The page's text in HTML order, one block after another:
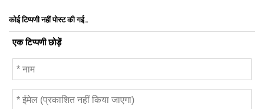
o
e
कोई टिप्पणी नहीं पोस्ट की गई...
एक टिप्पणी छोड़ें